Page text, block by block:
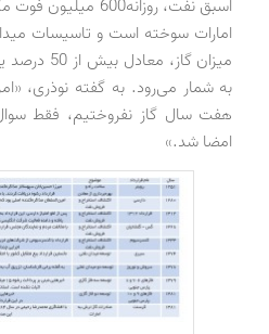
اسبق نفت،
امارات سوخته است و تاسیسات
میزان
به شمار می‌رود. به گفته نوذری،
هفت سال گاز نفروختیم، فقط
امضا شد.»